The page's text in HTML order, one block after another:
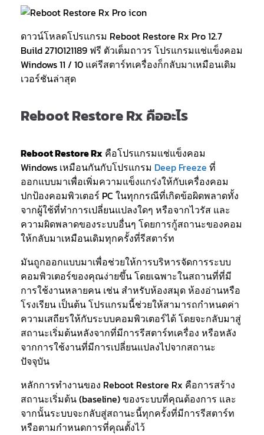
ดาวน์โหลดโปรแกรม Reboot Restore Rx Pro 12.7
Build 2710121189 ฟรี ตัวเต็มถาวร โปรแกรมแช่แข็งคอม
Windows 11 / 10 แค่รีสตาร์ทเครื่องก็กลับมาเหมือนเดิม
เวอร์ชันล่าสุด
Reboot Restore Rx คืออะไร
Reboot Restore Rx คือโปรแกรมแช่แข็งคอม
Windows เหมือนกันกับโปรแกรม Deep Freeze ที่
ออกแบบมาเพื่อเพิ่มความแข็งแกร่งให้กับเครื่องคอม
ปกป้องคอมพิวเตอร์ PC ในทุกกรณีที่เกิดข้อผิดพลาดทั้ง
จากผู้ใช้ที่ทำการเปลี่ยนแปลงใดๆ หรือจากไวรัส และ
ความผิดพลาดของระบบอื่นๆ โดยการกู้สถานะของคอม
ให้กลับมาเหมือนเดิมทุกครั้งที่รีสตาร์ท
มันถูกออกแบบมาเพื่อช่วยให้การบริหารจัดการระบบ
คอมพิวเตอร์ของคุณง่ายขึ้น โดยเฉพาะในสถานที่ที่มี
การใช้งานหลายคน เช่น สำหรับห้องสมุด ห้องอ่านหรือ
โรงเรียน เป็นต้น โปรแกรมนี้ช่วยให้สามารถกำหนดค่า
ความเสถียรให้กับระบบคอมพิวเตอร์ได้ โดยจะกลับมาสู่
สถานะเริ่มต้นหลังจากที่มีการรีสตาร์ทเครื่อง หรือหลัง
จากการใช้งานที่มีการเปลี่ยนแปลงไปจากสถานะ
ปัจจุบัน
หลักการทำงานของ Reboot Restore Rx คือการสร้าง
สถานะเริ่มต้น (baseline) ของระบบที่คุณต้องการ และ
จากนั้นระบบจะกลับสู่สถานะนี้ทุกครั้งที่มีการรีสตาร์ท
หรือตามกำหนดการที่คุณตั้งไว้